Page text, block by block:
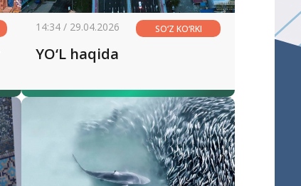
14:34 / 29.04.2026 SO‘Z KO‘RKI
YO‘L haqida